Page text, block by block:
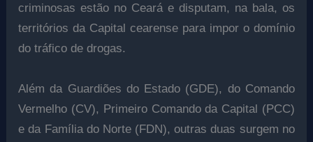
criminosas estão no Ceará e disputam, na bala, os
territórios da Capital cearense para impor o domínio
do tráfico de drogas.
Além da Guardiões do Estado (GDE), do Comando
Vermelho (CV), Primeiro Comando da Capital (PCC)
e da Família do Norte (FDN), outras duas surgem no